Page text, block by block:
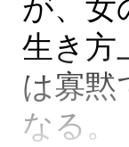
が、女
生き方
は寡黙
なる